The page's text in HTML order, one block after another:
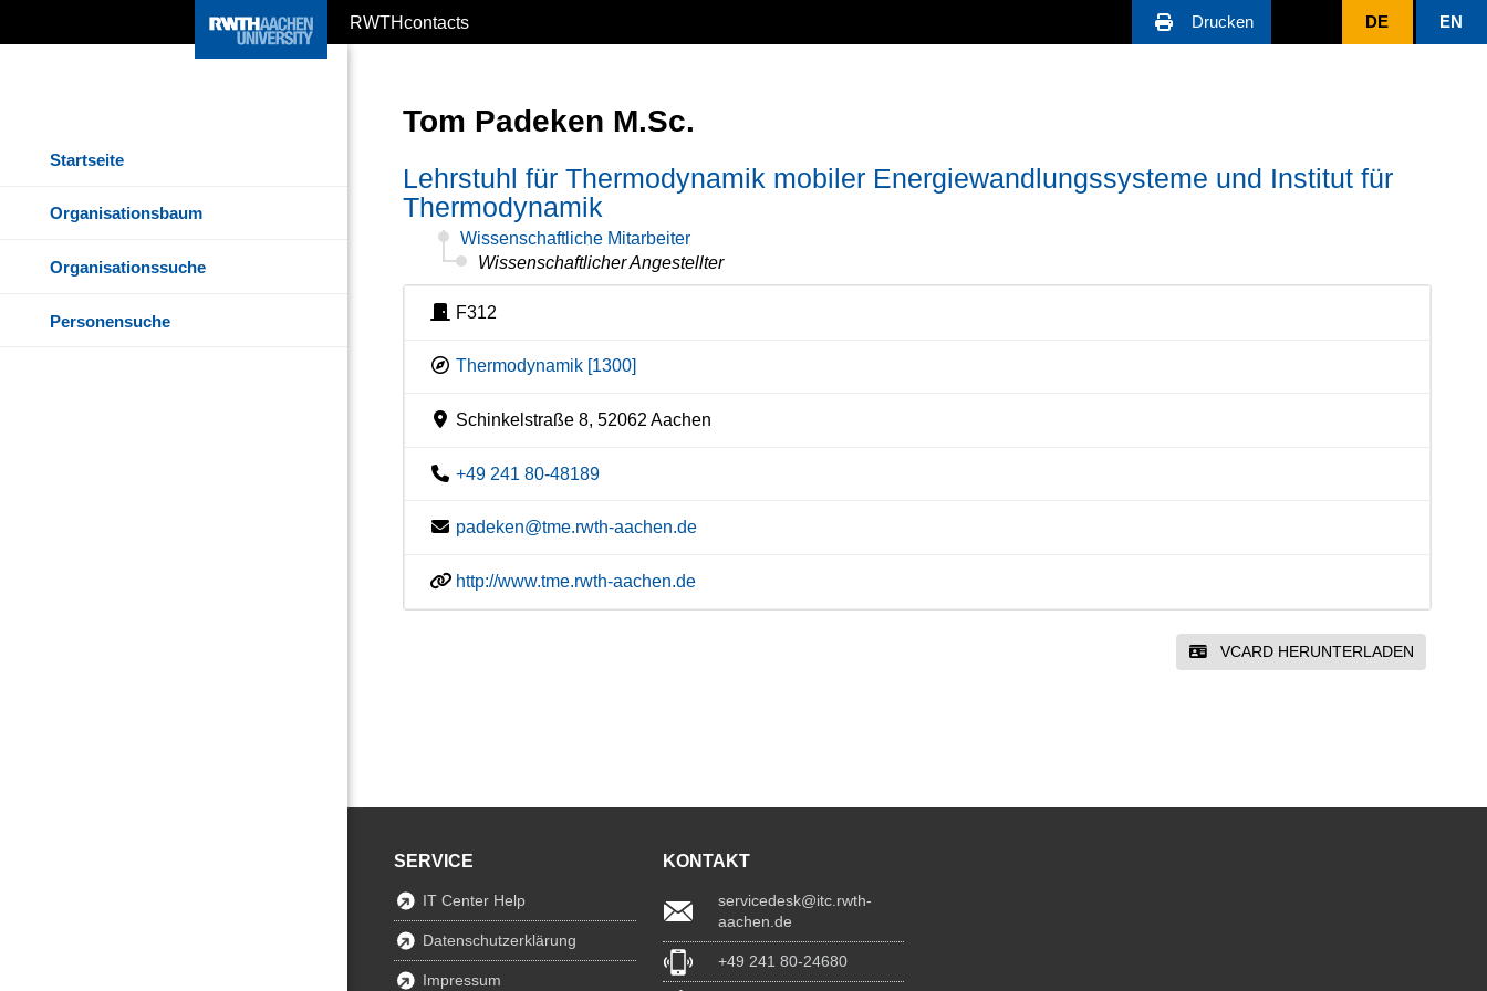
RWTHcontacts Drucken DE EN
Startseite
Organisationsbaum
Organisationssuche
Personensuche
Tom Padeken M.Sc.
Lehrstuhl für Thermodynamik mobiler Energiewandlungssysteme und Institut für
Thermodynamik
Wissenschaftliche Mitarbeiter
Wissenschaftlicher Angestellter
F312
Thermodynamik [1300]
Schinkelstraße 8, 52062 Aachen
+49 241 80-48189
padeken@tme.rwth-aachen.de
http://www.tme.rwth-aachen.de
VCARD HERUNTERLADEN
SERVICE
IT Center Help
Datenschutzerklärung
Impressum
KONTAKT
servicedesk@itc.rwth-
aachen.de
+49 241 80-24680